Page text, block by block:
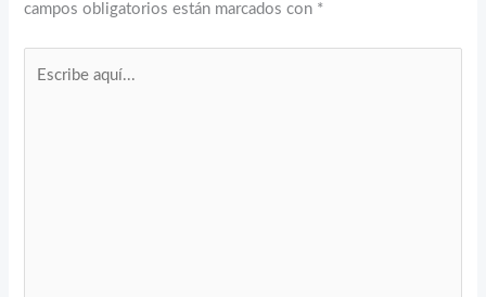
campos obligatorios están marcados con *